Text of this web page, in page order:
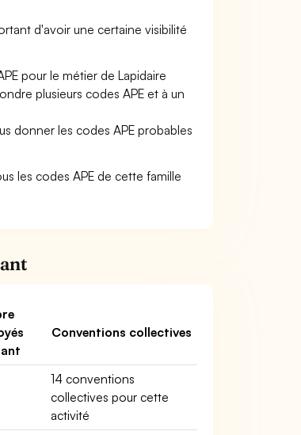
d'avoir une certaine visibilité
pour le métier de Lapidaire
plusieurs codes APE et à un
donner les codes APE probables
les codes APE de cette famille
Conventions collectives
14 conventions
collectives pour cette
activité